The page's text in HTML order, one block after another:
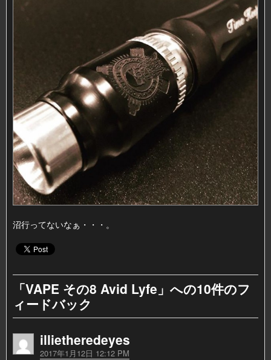
沼行ってないなぁ・・・。
「VAPE その8 Avid Lyfe 」への10件のフ
ィードバック
illietheredeyes
2017年1月12日 12:12 PM